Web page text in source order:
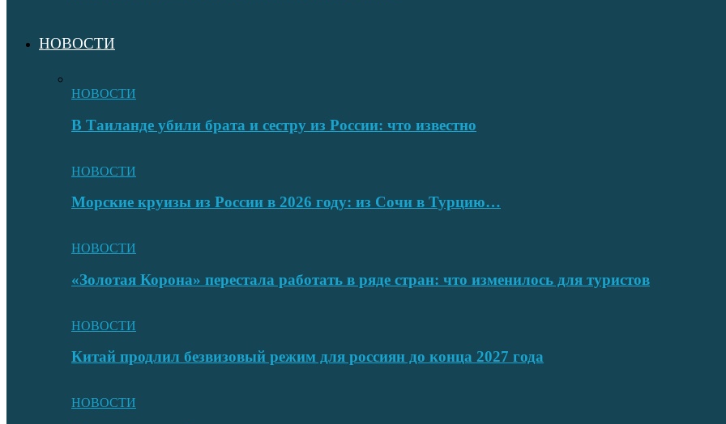
НОВОСТИ
НОВОСТИ
В Таиланде убили брата и сестру из России: что известно
НОВОСТИ
Морские круизы из России в 2026 году: из Сочи в Турцию…
НОВОСТИ
«Золотая Корона» перестала работать в ряде стран: что изменилось для туристов
НОВОСТИ
Китай продлил безвизовый режим для россиян до конца 2027 года
НОВОСТИ